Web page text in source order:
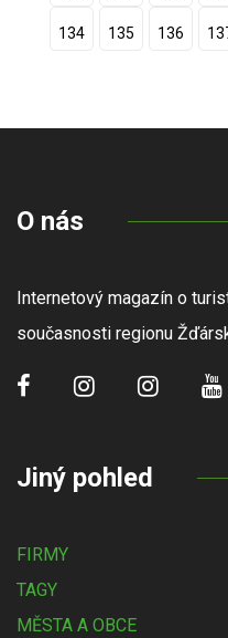
134 135 136
O nás
Internetový magazín o
současnosti regionu
Jiný pohled
FIRMY
TAGY
MĚSTA A OBCE